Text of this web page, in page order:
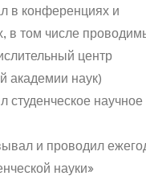
в конференциях и
в том числе
центр
академии наук)
студенческое научное
и проводил
науки»